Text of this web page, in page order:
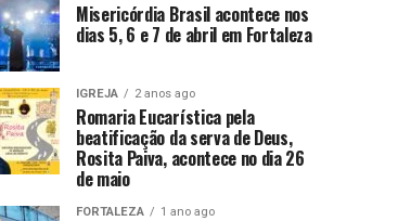
Misericórdia Brasil acontece nos
dias 5, 6 e 7 de abril em Fortaleza
IGREJA 2 anos ago
Romaria Eucarística pela
beatificação da serva de Deus,
Rosita Paiva, acontece no dia 26
de maio
FORTALEZA 1 ano ago